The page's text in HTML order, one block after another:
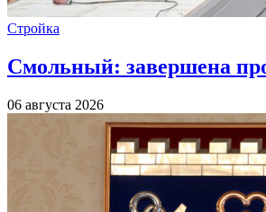
Стройка
Смольный: завершена
06 августа 2026